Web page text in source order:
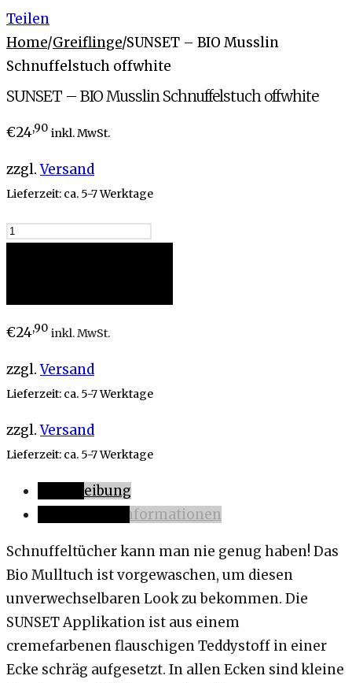
Teilen
Home/Greiflinge/SUNSET – BIO Musslin
Schnuffelstuch offwhite
SUNSET – BIO Musslin Schnuffelstuch offwhite
€24,90 inkl. MwSt.
zzgl.Versand
Lieferzeit: ca. 5-7 Werktage
SUNSET
Schnuffelstuch
Menge
€24,90 inkl. MwSt.
zzgl.Versand
Lieferzeit: ca. 5-7 Werktage
zzgl.Versand
Lieferzeit: ca. 5-7 Werktage
Beschreibung
Zusätzliche Informationen
Schnuffeltücher kann man nie genug haben! Das
Bio Mulltuch ist vorgewaschen, um diesen
unverwechselbaren Look zu bekommen. Die
SUNSET Applikation ist aus einem
cremefarbenen flauschigen Teddystoff in einer
Ecke schräg aufgesetzt. In allen Ecken sind kleine